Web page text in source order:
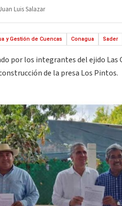
Luis Salazar
y Gestión de Cuencas Conagua Sader
por los integrantes del ejido Las
de la presa Los Pintos.